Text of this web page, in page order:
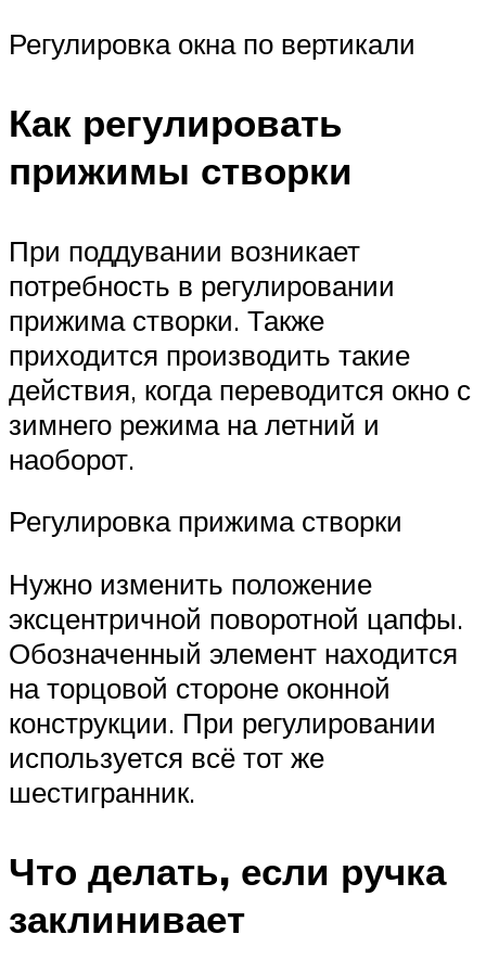
Регулировка окна по вертикали
Как регулировать
прижимы створки
При поддувании возникает
потребность в регулировании
прижима створки. Также
приходится производить такие
действия, когда переводится окно с
зимнего режима на летний и
наоборот.
Регулировка прижима створки
Нужно изменить положение
эксцентричной поворотной цапфы.
Обозначенный элемент находится
на торцовой стороне оконной
конструкции. При регулировании
используется всё тот же
шестигранник.
Что делать, если ручка
заклинивает